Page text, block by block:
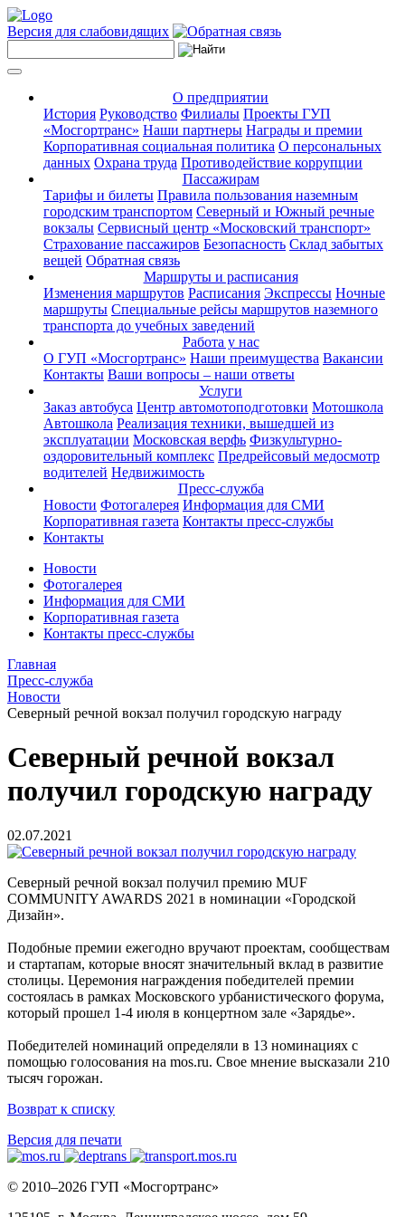
Версия для слабовидящих
О предприятии
История Руководство Филиалы Проекты ГУП
«Мосгортранс» Наши партнеры Награды и премии
Корпоративная социальная политика О персональных
данных Охрана труда Противодействие коррупции
Пассажирам
Тарифы и билеты Правила пользования наземным
городским транспортом Северный и Южный речные
вокзалы Сервисный центр «Московский транспорт»
Страхование пассажиров Безопасность Склад забытых
вещей Обратная связь
Маршруты и расписания
Изменения маршрутов Расписания Экспрессы Ночные
маршруты Специальные рейсы маршрутов наземного
транспорта до учебных заведений
Работа у нас
О ГУП «Мосгортранс» Наши преимущества Вакансии
Контакты Ваши вопросы – наши ответы
Услуги
Заказ автобуса Центр автомотоподготовки Мотошкола
Автошкола Реализация техники, вышедшей из
эксплуатации Московская верфь Физкультурно-
оздоровительный комплекс Предрейсовый медосмотр
водителей Недвижимость
Пресс-служба
Новости Фотогалерея Информация для СМИ
Корпоративная газета Контакты пресс-службы
Контакты
Новости
Фотогалерея
Информация для СМИ
Корпоративная газета
Контакты пресс-службы
Главная
Пресс-служба
Новости
Северный речной вокзал получил городскую награду
Северный речной вокзал
получил городскую награду
02.07.2021
Северный речной вокзал получил премию MUF
COMMUNITY AWARDS 2021 в номинации «Городской
Дизайн».
Подобные премии ежегодно вручают проектам, сообществам
и стартапам, которые вносят значительный вклад в развитие
столицы. Церемония награждения победителей премии
состоялась в рамках Московского урбанистического форума,
который прошел 1-4 июля в концертном зале «Зарядье».
Победителей номинаций определяли в 13 номинациях с
помощью голосования на mos.ru. Свое мнение высказали 210
тысяч горожан.
Возврат к списку
Версия для печати
© 2010–2026 ГУП «Мосгортранс»